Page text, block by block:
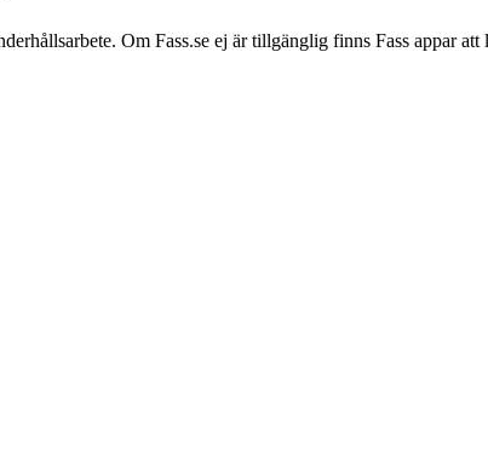
Om Fass.se ej är tillgänglig finns Fass appar